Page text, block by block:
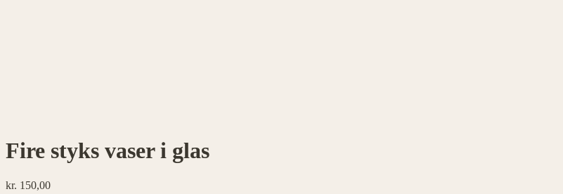
Fire styks vaser i glas
kr. 150,00